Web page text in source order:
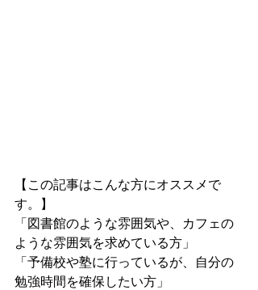
【この記事はこんな方にオススメで
す。】
「図書館のような雰囲気や、カフェの
ような雰囲気を求めている方」
「予備校や塾に行っているが、自分の
勉強時間を確保したい方」